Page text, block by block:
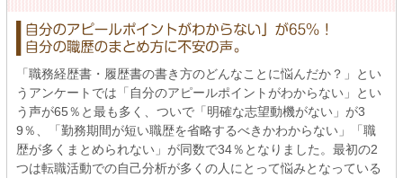
「職務経歴書・履歴書の書き方のどんなことに悩んだか？」とい
うアンケートでは「自分のアピールポイントがわからない」とい
う声が65％と最も多く、ついで「明確な志望動機がない」が3
9％、「勤務期間が短い職歴を省略するべきかわからない」「職
歴が多くまとめられない」が同数で34％となりました。最初の2
つは転職活動での自己分析が多くの人にとって悩みとなっている